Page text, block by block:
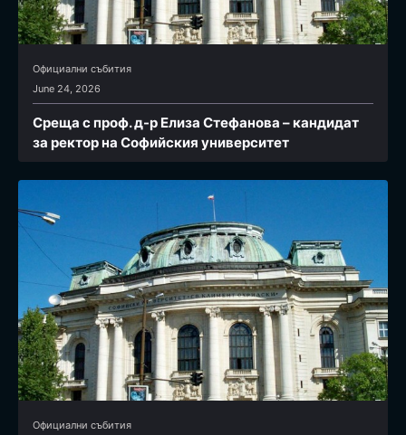
Официални събития
June 24, 2026
Среща с проф. д-р Елиза Стефанова – кандидат
за ректор на Софийския университет
Официални събития